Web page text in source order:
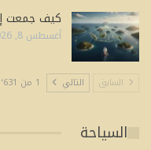
كيف جمعت
أغسطس 8, 2026
السابق التالي 1 من 1٬631
السياحة